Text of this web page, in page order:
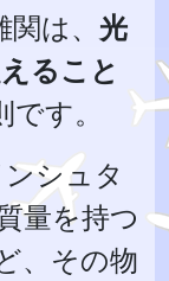
は、 光
ること
す。
シュタ
量を持つ
、その物